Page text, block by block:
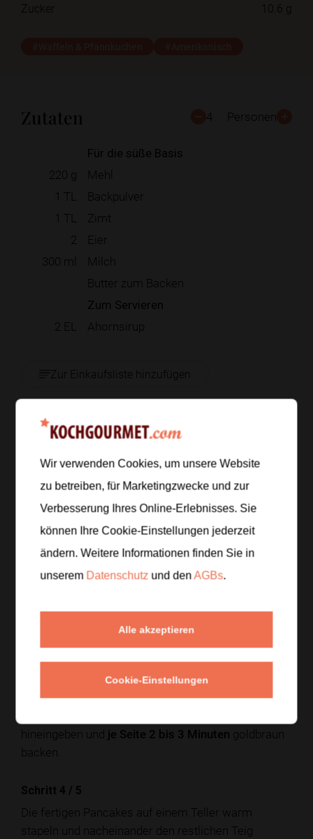
Zucker
10.6 g
Zutaten 4 Personen
Für die süße Basis
220 g
Mehl
1 TL
Backpulver
1 TL
Zimt
2
Eier
300 ml
Milch
Butter zum Backen
Zum Servieren
2 EL Ahornsirup
Zur Einkaufsliste hinzufügen
Schritt 1/5
Mehl, Backpulver und Zimt in einer Schüssel
vermengen. In einer zweiten Schüssel Eier und Milch
Schritt 2/5
Kleine Klümpchen dürfen bleiben.
Etwas Butter in einer Pfanne bei mittlerer Hitze
hineingeben und je Seite 2 bis 3 Minuten goldbraun
backen.
Schritt 4 / 5
Die fertigen Pancakes auf einem Teller warm
stapeln und nacheinander den restlichen Teig
Wir verwenden Cookies, um unsere Website
zu betreiben, für Marketingzwecke und zur
Verbesserung Ihres Online-Erlebnisses. Sie
können Ihre Cookie-Einstellungen jederzeit
ändern. Weitere Informationen finden Sie in
unserem Datenschutz und denAGBs.
Alle akzeptieren
Cookie-Einstellungen